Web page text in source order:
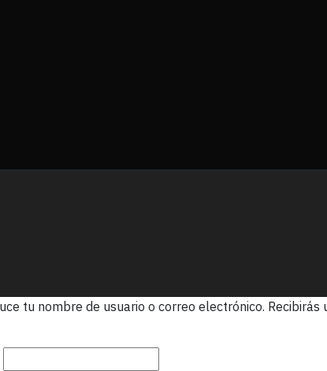
tu nombre de usuario o correo electrónico.
Obligatorio